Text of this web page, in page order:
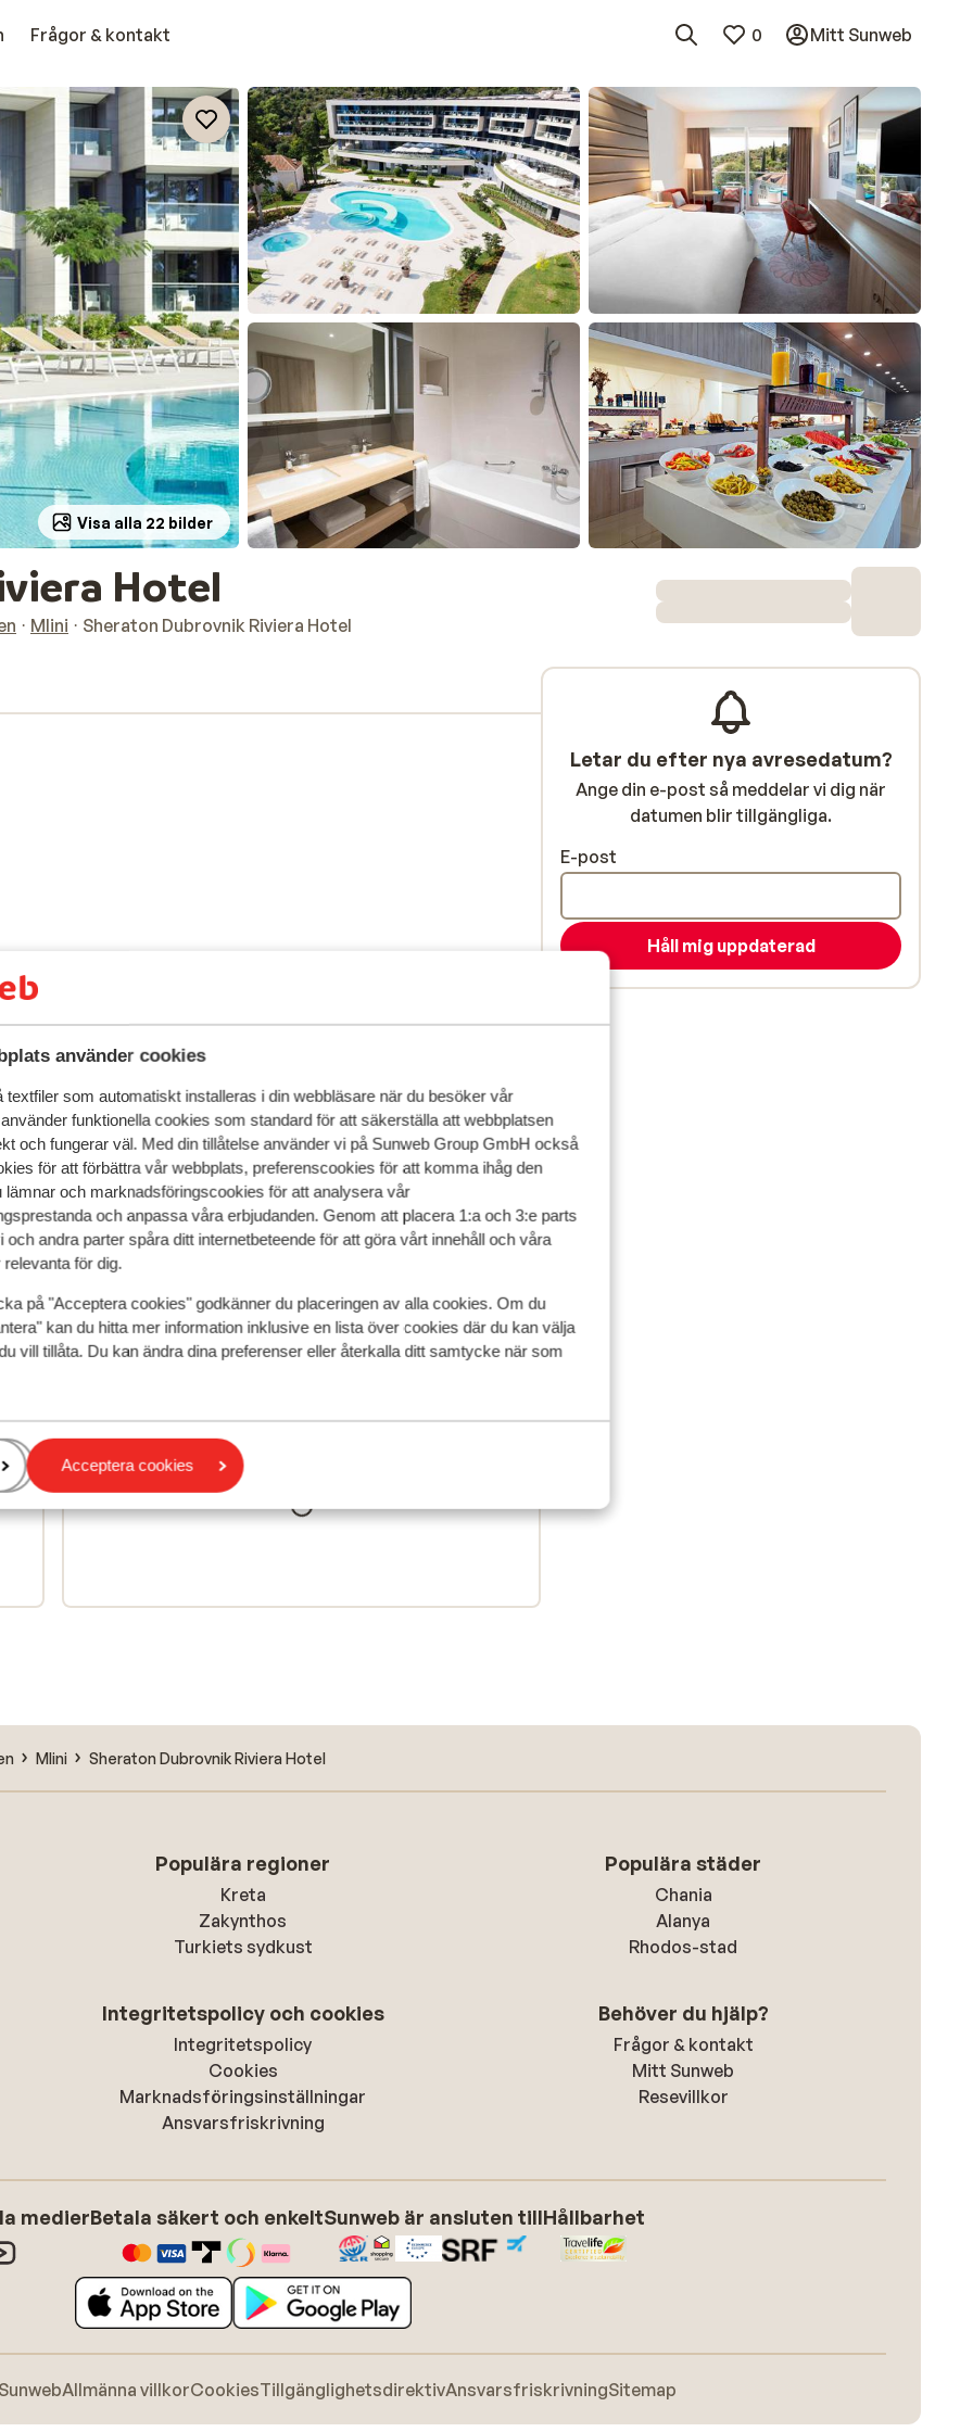
använder cookies
textfiler som automatiskt installeras i din webbläsare när du besöker vår
funktionella cookies som standard för att säkerställa att webbplatsen
och fungerar väl. Med din tillåtelse använder vi på Sunweb Group GmbH också
för att förbättra vår webbplats, preferenscookies för att komma ihåg den
lämnar och marknadsföringscookies för att analysera vår
och anpassa våra erbjudanden. Genom att placera 1:a och 3:e parts
andra parter spåra ditt internetbeteende för att göra vårt innehåll och våra
för dig.
på "Acceptera cookies" godkänner du placeringen av alla cookies. Om du
kan du hitta mer information inklusive en lista över cookies där du kan välja
vill tillåta. Du kan ändra dina preferenser eller återkalla ditt samtycke när som
Acceptera cookies
Frågor & kontakt 0 Mitt Sunweb
Visa alla 22 bilder
Hotel
Mlini Sheraton Dubrovnik Riviera Hotel
hög standard som öppnade sina
buktes fantastiskt vackra
promenad från den vackra stenstranden.
lilla centrum. Samtidigt är det bara
där du hittar pittoreska gator och
Riviera Hotel bor du i moderna
har ett trevligt poolområde där du
solstolarna. Här finns också ett
(kostar extra). Vill du hålla dig i form
omgång tennis på hotellets tennisbana.
frukost, men du har också möjlighet
Dubrovnik Riviera Hotel särskilt
omgivningar.
deras upplevelser av vår produkt.Mer om recensioner
Letar du efter nya avresedatum?
Ange din e-post så meddelar vi dig när
datumen blir tillgängliga.
E-post
Håll mig uppdaterad
Mlini Sheraton Dubrovnik Riviera Hotel
Populära regioner
Kreta
Zakynthos
Turkiets sydkust
Populära städer
Chania
Alanya
Rhodos-stad
Integritetspolicy och cookies
Integritetspolicy
Cookies
Marknadsföringsinställningar
Ansvarsfriskrivning
Behöver du hjälp?
Frågor & kontakt
Mitt Sunweb
Resevillkor
medierBetala säkert och enkeltSunweb är ansluten tillHållbarhet
Allmänna villkorCookiesTillgänglighetsdirektivAnsvarsfriskrivningSitemap